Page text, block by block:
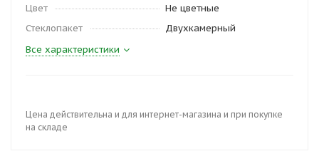
Цвет
Не цветные
Стеклопакет
Двухкамерный
Все характеристики
Цена действительна и для интернет-магазина и при покупке
на складе